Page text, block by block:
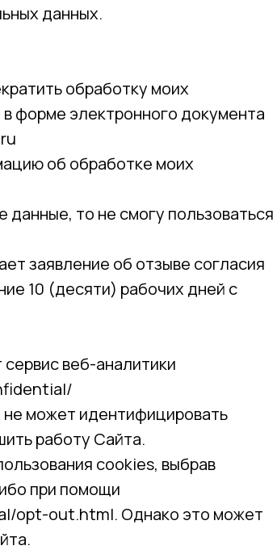
данных.
обработку моих
форме электронного документа
об обработке моих
то не смогу пользоваться
заявление об отзыве согласия
10 (десяти) рабочих дней с
веб-аналитики
может идентифицировать
работу Сайта.
cookies, выбрав
при помощи
opt-out.html. Однако это может